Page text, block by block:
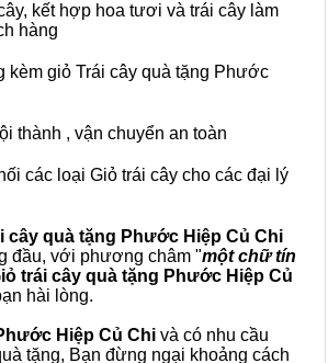
kết hợp hoa tươi và trái cây làm
hàng
kèm giỏ Trái cây quà tặng Phước
thành , vận chuyển an toàn
các loại Giỏ trái cây cho các đại lý
cây quà tặng Phước Hiệp Củ Chi
đầu, với phương châm "một chữ tín
trái cây quà tặng Phước Hiệp Củ
hài lòng.
Hiệp Củ Chi và có nhu cầu
tặng, Bạn đừng ngại khoảng cách